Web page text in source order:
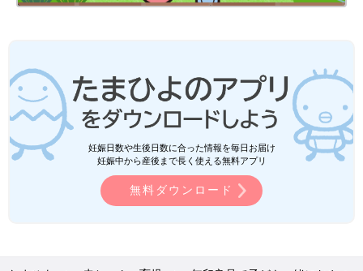
妊娠日数や生後日数に合った情報を毎日お届け
妊娠中から産後まで長く使える無料アプリ
無料ダウンロード